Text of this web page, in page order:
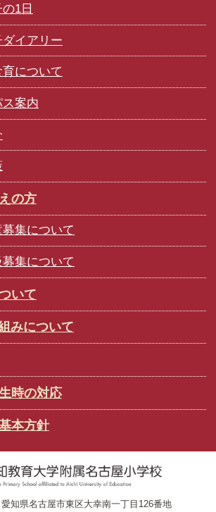
1日
ダイアリー
について
案内
の方
集について
集について
いて
みについて
時の対応
本方針
知県名古屋市東区大幸南一丁目126番地